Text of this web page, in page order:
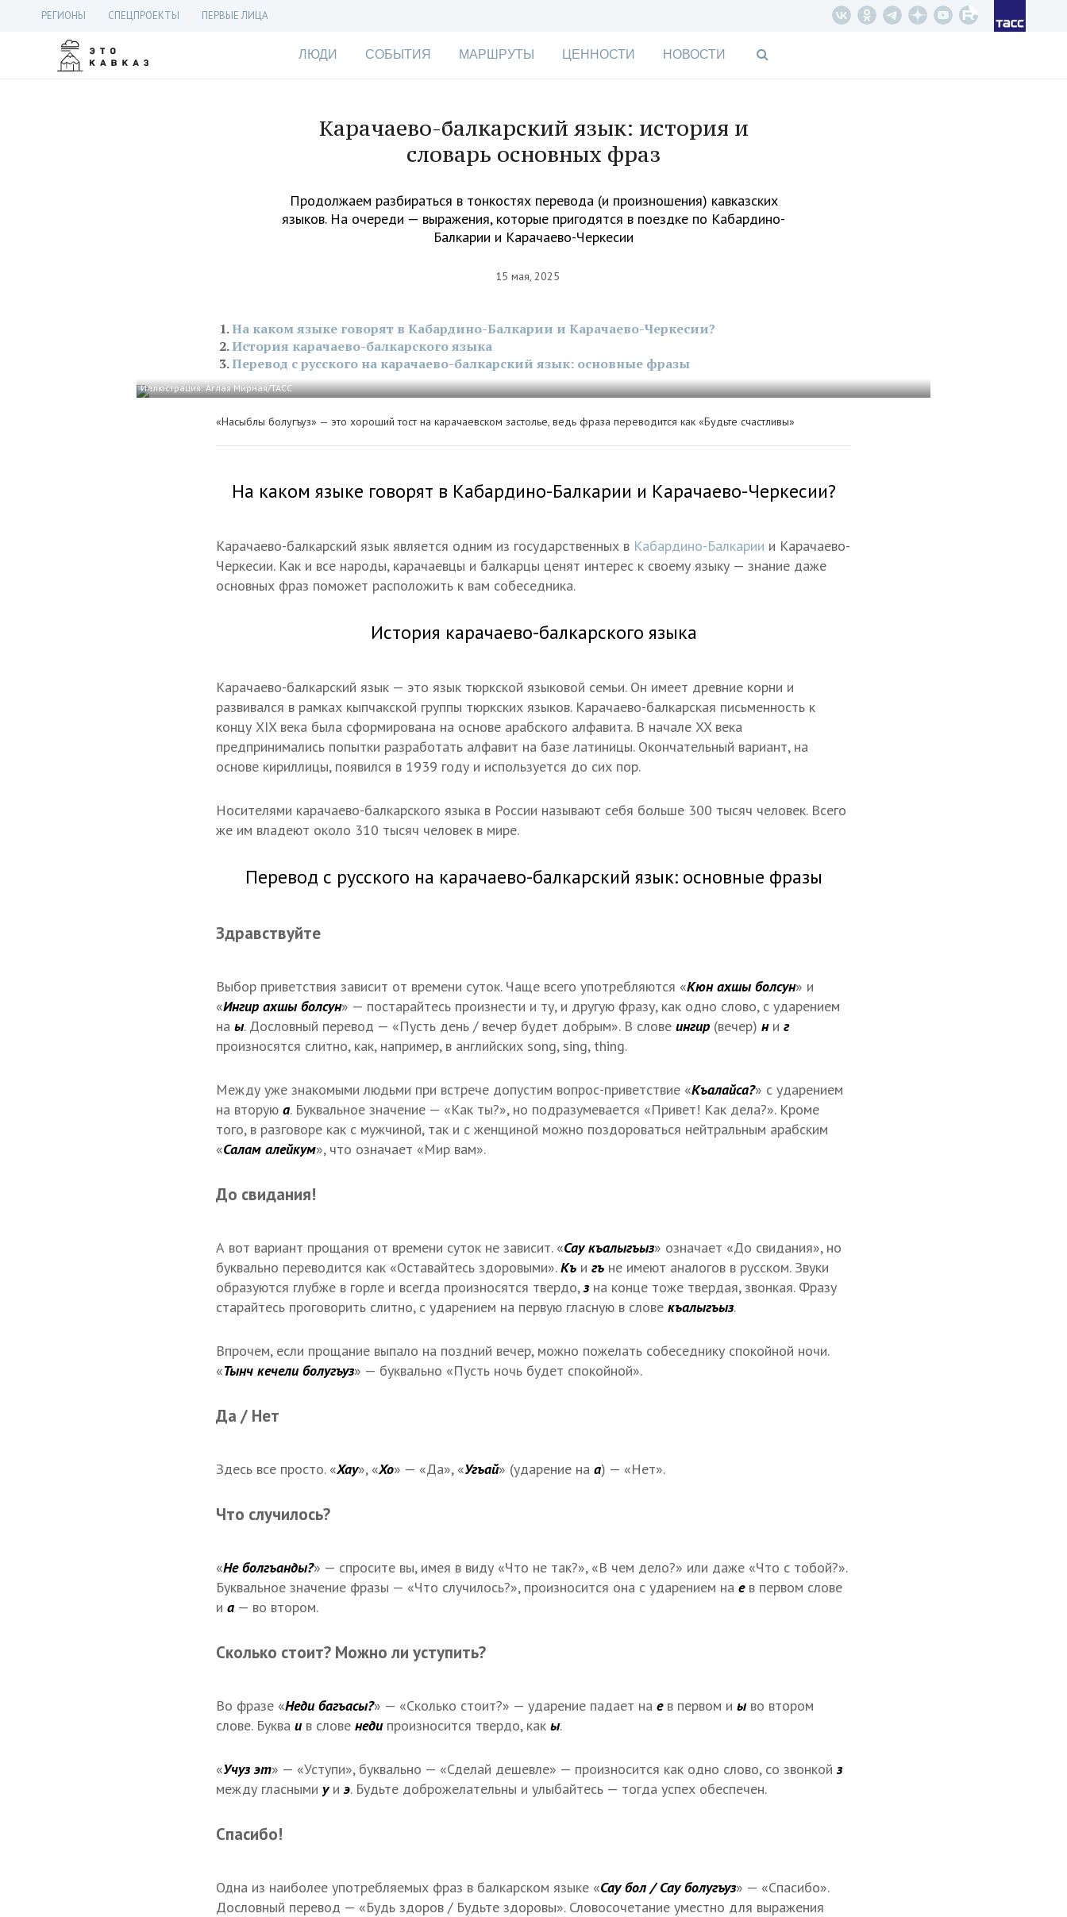
РЕГИОНЫ СПЕЦПРОЕКТЫ ПЕРВЫЕ ЛИЦА
ЛЮДИ СОБЫТИЯ МАРШРУТЫ ЦЕННОСТИ НОВОСТИ
Карачаево-балкарский язык: история и
словарь основных фраз
Продолжаем разбираться в тонкостях перевода (и произношения) кавказских
языков. На очереди — выражения, которые пригодятся в поездке по Кабардино-
Балкарии и Карачаево-Черкесии
15 мая, 2025
На каком языке говорят в Кабардино-Балкарии и Карачаево-Черкесии?
История карачаево-балкарского языка
Перевод с русского на карачаево-балкарский язык: основные фразы
Иллюстрация: Аглая Мирная/ТАСС
«Насыблы болугъуз» — это хороший тост на карачаевском застолье, ведь фраза переводится как «Будьте счастливы»
На каком языке говорят в Кабардино-Балкарии и Карачаево-Черкесии?
Карачаево-балкарский язык является одним из государственных в Кабардино-Балкарии и Карачаево-
Черкесии. Как и все народы, карачаевцы и балкарцы ценят интерес к своему языку — знание даже
основных фраз поможет расположить к вам собеседника.
История карачаево-балкарского языка
Карачаево-балкарский язык — это язык тюркской языковой семьи. Он имеет древние корни и
развивался в рамках кыпчакской группы тюркских языков. Карачаево-балкарская письменность к
концу XIX века была сформирована на основе арабского алфавита. В начале XX века
предпринимались попытки разработать алфавит на базе латиницы. Окончательный вариант, на
основе кириллицы, появился в 1939 году и используется до сих пор.
Носителями карачаево-балкарского языка в России называют себя больше 300 тысяч человек. Всего
же им владеют около 310 тысяч человек в мире.
Перевод с русского на карачаево-балкарский язык: основные фразы
Здравствуйте
Выбор приветствия зависит от времени суток. Чаще всего употребляются «Кюн ахшы болсун» и
«Ингир ахшы болсун» — постарайтесь произнести и ту, и другую фразу, как одно слово, с ударением
на ы. Дословный перевод — «Пусть день / вечер будет добрым». В слове ингир (вечер) н и г
произносятся слитно, как, например, в английских song, sing, thing.
Между уже знакомыми людьми при встрече допустим вопрос-приветствие «Къалайса?» с ударением
на вторую а. Буквальное значение — «Как ты?», но подразумевается «Привет! Как дела?». Кроме
того, в разговоре как с мужчиной, так и с женщиной можно поздороваться нейтральным арабским
«Салам алейкум», что означает «Мир вам».
До свидания!
А вот вариант прощания от времени суток не зависит. «Сау къалыгъыз» означает «До свидания», но
буквально переводится как «Оставайтесь здоровыми».Къ и гъ не имеют аналогов в русском. Звуки
образуются глубже в горле и всегда произносятся твердо,з на конце тоже твердая, звонкая. Фразу
старайтесь проговорить слитно, с ударением на первую гласную в слове къалыгъыз.
Впрочем, если прощание выпало на поздний вечер, можно пожелать собеседнику спокойной ночи.
«Тынч кечели болугъуз» — буквально «Пусть ночь будет спокойной».
Да / Нет
Здесь все просто. «Хау», «Хо» — «Да», «Угъай» (ударение на а) — «Нет».
Что случилось?
«Не болгъанды?» — спросите вы, имея в виду «Что не так?», «В чем дело?» или даже «Что с тобой?».
Буквальное значение фразы — «Что случилось?», произносится она с ударением на ев первом слове
и а — во втором.
Сколько стоит? Можно ли уступить?
Во фразе «Неди багъасы?» — «Сколько стоит?» — ударение падает на ев первом и ыво втором
слове. Буква ив слове неди произносится твердо, как ы.
«Учуз эт» — «Уступи», буквально — «Сделай дешевле» — произносится как одно слово, со звонкойз
между гласными у иэ. Будьте доброжелательны и улыбайтесь — тогда успех обеспечен.
Спасибо!
Одна из наиболее употребляемых фраз в балкарском языке «Сау бол / Сау болугъуз» — «Спасибо».
Дословный перевод — «Будь здоров / Будьте здоровы». Словосочетание уместно для выражения